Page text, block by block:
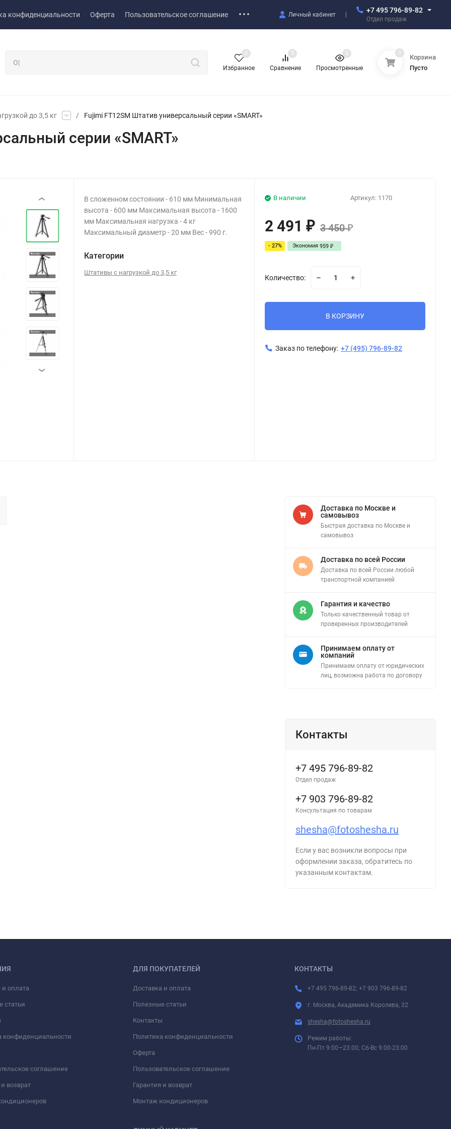
конфиденциальности Оферта Пользовательское соглашение Личный кабинет
+7 495 796-89-82
Отдел продаж
Избранное
0
Сравнение
0
Просмотренные
0 0
Корзина
Пусто
до 3,5 кг / Fujimi FT12SM Штатив универсальный серии «SMART»
серии «SMART»
‹
›
В сложенном состоянии - 610 мм Минимальная
высота - 600 мм Максимальная высота - 1600
мм Максимальная нагрузка - 4 кг
Максимальный диаметр - 20 мм Вес - 990 г.
Категории
Штативы с нагрузкой до 3,5 кг
Артикул: 1170
В наличии
2 491₽ 3 450₽
- 27% Экономия959₽
Количество:
В КОРЗИНУ
Заказ по телефону: +7 (495) 796-89-82
Доставка по Москве и
самовывоз
Быстрая доставка по Москве и
самовывоз
Доставка по всей России
Доставка по всей России любой
транспортной компанией
Гарантия и качество
Только качественный товар от
проверенных производителей
Принимаем оплату от
компаний
Принимаем оплату от юридических
лиц, возможна работа по договору
Контакты
+7 495 796-89-82
Отдел продаж
+7 903 796-89-82
Консультация по товарам
shesha@fotoshesha.ru
Если у вас возникли вопросы при
оформлении заказа, обратитесь по
указанным контактам.
и оплата
статьи
конфиденциальности
соглашение
возврат
ДЛЯ ПОКУПАТЕЛЕЙ
Доставка и оплата
Полезные статьи
Контакты
Политика конфиденциальности
Оферта
Пользовательское соглашение
Гарантия и возврат
Монтаж кондиционеров
КОНТАКТЫ
+7 495 796-89-82; +7 903 796-89-82
г. Москва, Академика Королева, 32
shesha@fotoshesha.ru
Режим работы:
Пн-Пт 9:00—23:00; Сб-Вс 9:00-23:00